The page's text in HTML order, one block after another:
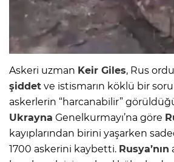
Askeri uzman Keir Giles, Rus
şiddet ve istismarın köklü bir
askerlerin “harcanabilir”
Ukrayna Genelkurmayı’na göre
kayıplarından birini yaşarken
1700 askerini kaybetti. Rusya’nın